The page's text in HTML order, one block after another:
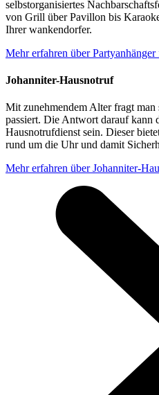
selbstorganisiertes
von Grill über Pavillon bis
Ihrer wankendorfer.
Mehr erfahren über
Johanniter-Hausnotruf
Mit zunehmendem Alter fragt
passiert. Die Antwort darauf kann
Hausnotrufdienst sein. Dieser
rund um die Uhr und damit
Mehr erfahren über Johanniter-